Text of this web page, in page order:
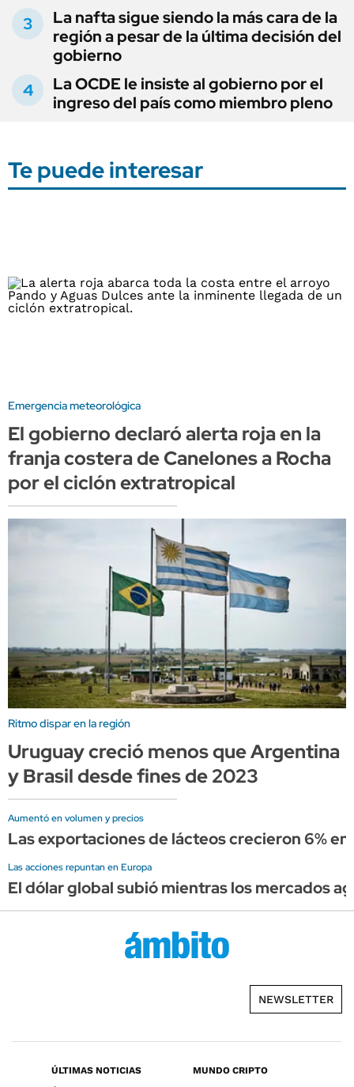
La nafta sigue siendo la más cara de la
región a pesar de la última decisión del
gobierno
La OCDE le insiste al gobierno por el
ingreso del país como miembro pleno
Te puede interesar
Emergencia meteorológica
El gobierno declaró alerta roja en la
franja costera de Canelones a Rocha
por el ciclón extratropical
Ritmo dispar en la región
Uruguay creció menos que Argentina
y Brasil desde fines de 2023
Aumentó en volumen y precios
Las exportaciones de lácteos crecieron 6%
Las acciones repuntan en Europa
El dólar global subió mientras los mercados
NEWSLETTER
ÚLTIMAS NOTICIAS
MUNDO CRIPTO